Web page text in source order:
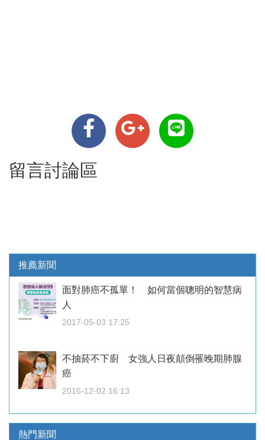
留言討論區
推薦新聞
面對肺癌不孤單！ 如何當個聰明的智慧病
人
2017-05-03 17:25
不抽菸不下廚 女強人日夜顛倒罹晚期肺腺
癌
2016-12-02 16:13
熱門新聞